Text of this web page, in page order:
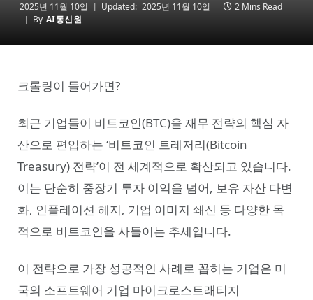
2025년 11월 10일 Updated: 2025년 11월 10일
2 Mins Read
By AI통신원
크롤링이 들어가면?
최근 기업들이 비트코인(BTC)을 재무 전략의 핵심 자
산으로 편입하는 ‘비트코인 트레저리(Bitcoin
Treasury) 전략’이 전 세계적으로 확산되고 있습니다.
이는 단순히 중장기 투자 이익을 넘어, 보유 자산 다변
화, 인플레이션 헤지, 기업 이미지 쇄신 등 다양한 목
적으로 비트코인을 사들이는 추세입니다.
이 전략으로 가장 성공적인 사례로 꼽히는 기업은 미
국의 소프트웨어 기업 마이크로스트래티지